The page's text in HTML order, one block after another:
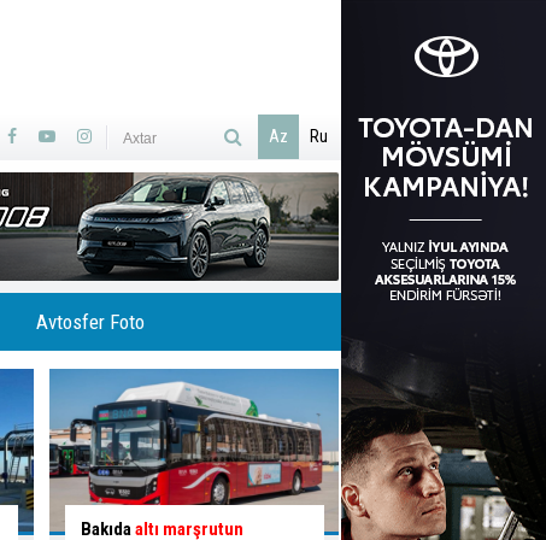
Az Ru
Avtosfer Foto
İlisuda Ramramay şəlaləsinə
Qəzaya səbəb olan